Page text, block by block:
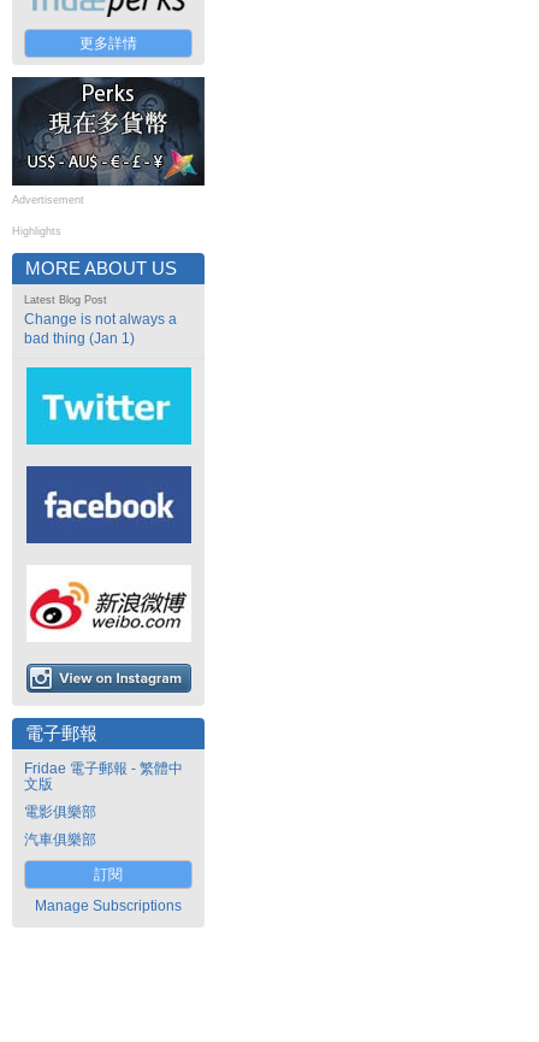
更多詳情
Advertisement
Highlights
MORE ABOUT US
Latest Blog Post
Change is not always a
bad thing (Jan 1)
電子郵報
Fridae 電子郵報 - 繁體中
文版
電影俱樂部
汽車俱樂部
訂閱
Manage Subscriptions